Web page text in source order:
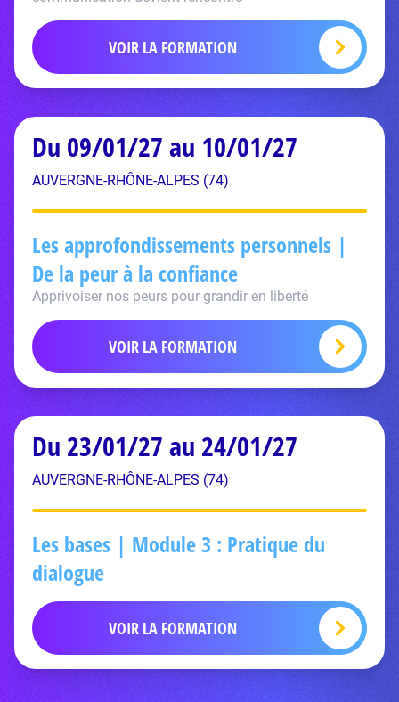
VOIR LA FORMATION
Du 09/01/27 au 10/01/27
AUVERGNE-RHÔNE-ALPES (74)
Les approfondissements personnels |
De la peur à la confiance
Apprivoiser nos peurs pour grandir en liberté
VOIR LA FORMATION
Du 23/01/27 au 24/01/27
AUVERGNE-RHÔNE-ALPES (74)
Les bases | Module 3 : Pratique du
dialogue
VOIR LA FORMATION